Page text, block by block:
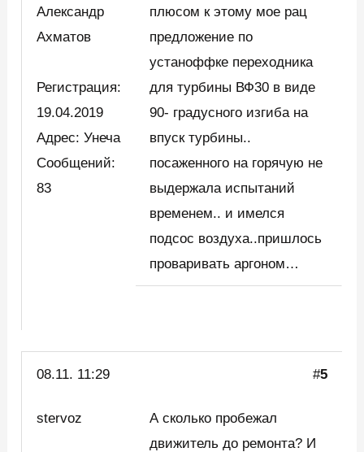
Александр
Ахматов
Регистрация:
19.04.2019
Адрес: Унеча
Сообщений:
83
плюсом к этому мое рац
предложение по
устаноффке переходника
для турбины ВФ30 в виде
90- градусного изгиба на
впуск турбины..
посаженного на горячую не
выдержала испытаний
временем.. и имелся
подсос воздуха..пришлось
проваривать аргоном…
08.11. 11:29 #5
stervoz
А сколько пробежал
движитель до ремонта? И